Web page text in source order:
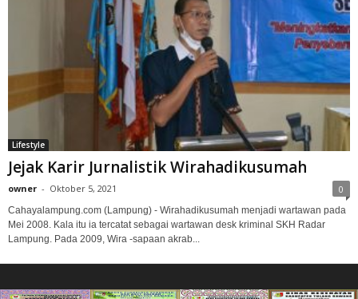
Lifestyle
Jejak Karir Jurnalistik Wirahadikusumah
owner - Oktober 5, 2021 0
Cahayalampung.com (Lampung) - Wirahadikusumah menjadi wartawan pada
Mei 2008. Kala itu ia tercatat sebagai wartawan desk kriminal SKH Radar
Lampung. Pada 2009, Wira -sapaan akrab...